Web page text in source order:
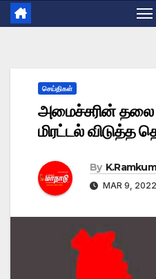
செய்திகள்
அமைச்சரின் தலை
மிரட்டல்
By
MAR 9, 2022